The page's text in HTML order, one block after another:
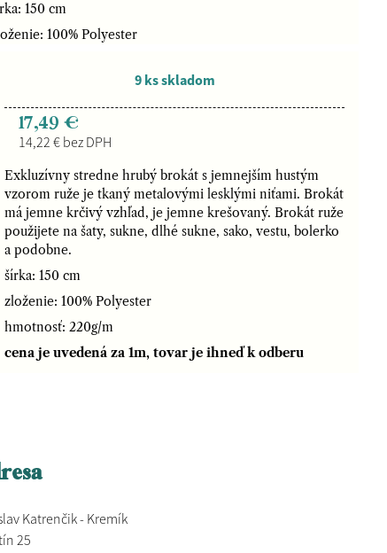
150 cm
100% Polyester
9 ks skladom
17,49 €
14,22 € bez DPH
Exkluzívny stredne hrubý brokát s jemnejším hustým
vzorom ruže je tkaný metalovými lesklými niťami. Brokát
má jemne krčivý vzhľad, je jemne krešovaný. Brokát ruže
použijete na šaty, sukne, dlhé sukne, sako, vestu, bolerko
a podobne.
šírka: 150 cm
zloženie: 100% Polyester
hmotnosť: 220g/m
cena je uvedená za 1m, tovar je ihneď k odberu
Katrenčik - Kremík
25